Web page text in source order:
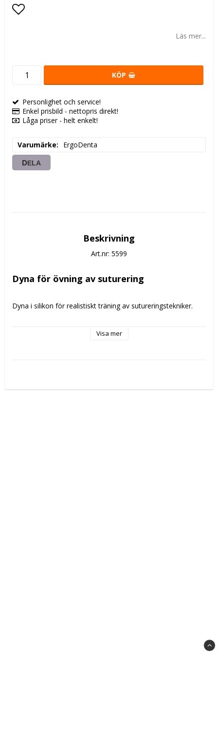
Läs mer...
KÖP
Personlighet och service!
Enkel prisbild - nettopris direkt!
Låga priser - helt enkelt!
Varumärke ErgoDenta
DELA
Beskrivning
Art.nr: 5599
Dyna för övning av suturering
Dyna i silikon för realistiskt träning av sutureringstekniker.
Visa mer